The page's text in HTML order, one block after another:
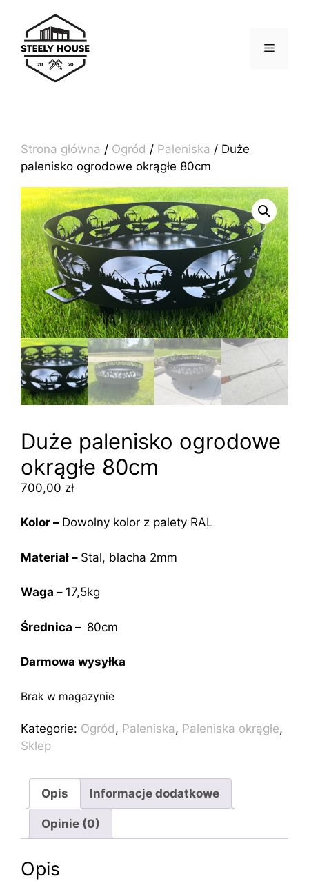
treści
MENU
Strona główna / Ogród / Paleniska / Duże
palenisko ogrodowe okrągłe 80cm
Duże palenisko ogrodowe
okrągłe 80cm
700,00 zł
Kolor – Dowolny kolor z palety RAL
Materiał – Stal, blacha 2mm
Waga – 17,5kg
Średnica – 80cm
Darmowa wysyłka
Brak w magazynie
Kategorie: Ogród, Paleniska, Paleniska okrągłe,
Sklep
Opis Informacje dodatkowe
Opinie (0)
Opis